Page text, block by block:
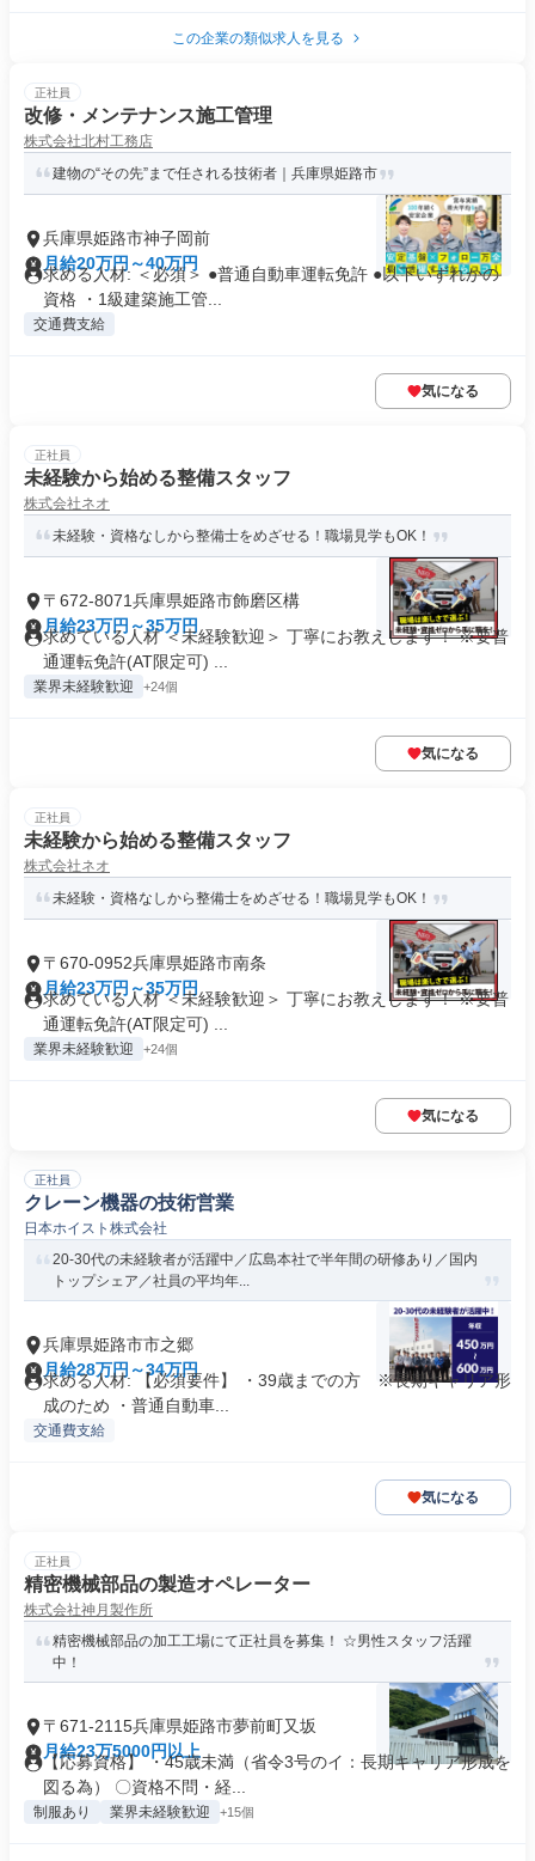
この企業の類似求人を見る
正社員
改修・メンテナンス施工管理
株式会社北村工務店
建物の“その先”まで任される技術者｜兵庫県姫路市
兵庫県姫路市神子岡前
月給20万円～40万円
求める人材: ＜必須＞ ●普通自動車運転免許 ●以下いずれかの
資格 ・1級建築施工管...
交通費支給
気になる
正社員
未経験から始める整備スタッフ
株式会社ネオ
未経験・資格なしから整備士をめざせる！職場見学もOK！
〒672-8071兵庫県姫路市飾磨区構
月給23万円～35万円
求めている人材 ＜未経験歓迎＞ 丁寧にお教えします！ ※要普
通運転免許(AT限定可) ...
業界未経験歓迎 +24個
気になる
正社員
未経験から始める整備スタッフ
株式会社ネオ
未経験・資格なしから整備士をめざせる！職場見学もOK！
〒670-0952兵庫県姫路市南条
月給23万円～35万円
求めている人材 ＜未経験歓迎＞ 丁寧にお教えします！ ※要普
通運転免許(AT限定可) ...
業界未経験歓迎 +24個
気になる
正社員
クレーン機器の技術営業
日本ホイスト株式会社
20-30代の未経験者が活躍中／広島本社で半年間の研修あり／国内
トップシェア／社員の平均年...
兵庫県姫路市市之郷
月給28万円～34万円
求める人材: 【必須要件】 ・39歳までの方 ※長期キャリア形
成のため ・普通自動車...
交通費支給
気になる
正社員
精密機械部品の製造オペレーター
株式会社神月製作所
精密機械部品の加工工場にて正社員を募集！ ☆男性スタッフ活躍
中！
〒671-2115兵庫県姫路市夢前町又坂
月給23万5000円以上
【応募資格】 ・45歳未満（省令3号のイ：長期キャリア形成を
図る為） 〇資格不問・経...
制服あり 業界未経験歓迎 +15個